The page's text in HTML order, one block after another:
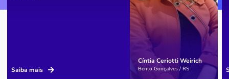
Cíntia Ceriotti Weirich
Bento Gonçalves / RS
Saiba mais